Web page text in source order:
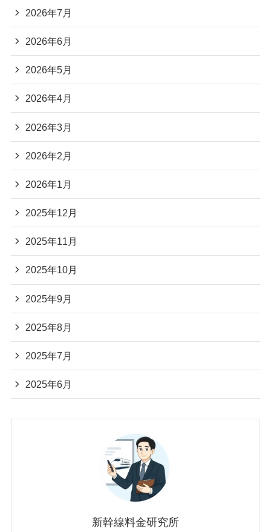
2026年7月
2026年6月
2026年5月
2026年4月
2026年3月
2026年2月
2026年1月
2025年12月
2025年11月
2025年10月
2025年9月
2025年8月
2025年7月
2025年6月
新幹線料金研究所